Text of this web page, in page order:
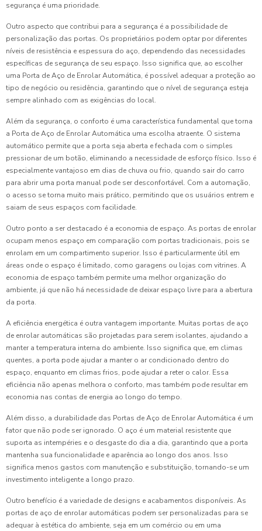
segurança é uma prioridade.
Outro aspecto que contribui para a segurança é a possibilidade de
personalização das portas. Os proprietários podem optar por diferentes
níveis de resistência e espessura do aço, dependendo das necessidades
específicas de segurança de seu espaço. Isso significa que, ao escolher
uma Porta de Aço de Enrolar Automática, é possível adequar a proteção ao
tipo de negócio ou residência, garantindo que o nível de segurança esteja
sempre alinhado com as exigências do local.
Além da segurança, o conforto é uma característica fundamental que torna
a Porta de Aço de Enrolar Automática uma escolha atraente. O sistema
automático permite que a porta seja aberta e fechada com o simples
pressionar de um botão, eliminando a necessidade de esforço físico. Isso é
especialmente vantajoso em dias de chuva ou frio, quando sair do carro
para abrir uma porta manual pode ser desconfortável. Com a automação,
o acesso se torna muito mais prático, permitindo que os usuários entrem e
saiam de seus espaços com facilidade.
Outro ponto a ser destacado é a economia de espaço. As portas de enrolar
ocupam menos espaço em comparação com portas tradicionais, pois se
enrolam em um compartimento superior. Isso é particularmente útil em
áreas onde o espaço é limitado, como garagens ou lojas com vitrines. A
economia de espaço também permite uma melhor organização do
ambiente, já que não há necessidade de deixar espaço livre para a abertura
da porta.
A eficiência energética é outra vantagem importante. Muitas portas de aço
de enrolar automáticas são projetadas para serem isolantes, ajudando a
manter a temperatura interna do ambiente. Isso significa que, em climas
quentes, a porta pode ajudar a manter o ar condicionado dentro do
espaço, enquanto em climas frios, pode ajudar a reter o calor. Essa
eficiência não apenas melhora o conforto, mas também pode resultar em
economia nas contas de energia ao longo do tempo.
Além disso, a durabilidade das Portas de Aço de Enrolar Automática é um
fator que não pode ser ignorado. O aço é um material resistente que
suporta as intempéries e o desgaste do dia a dia, garantindo que a porta
mantenha sua funcionalidade e aparência ao longo dos anos. Isso
significa menos gastos com manutenção e substituição, tornando-se um
investimento inteligente a longo prazo.
Outro benefício é a variedade de designs e acabamentos disponíveis. As
portas de aço de enrolar automáticas podem ser personalizadas para se
adequar à estética do ambiente, seja em um comércio ou em uma